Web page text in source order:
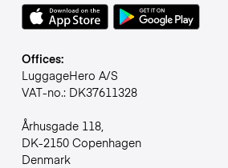
Offices:
LuggageHero A/S
VAT-no.: DK37611328
Århusgade 118,
DK-2150 Copenhagen
Denmark